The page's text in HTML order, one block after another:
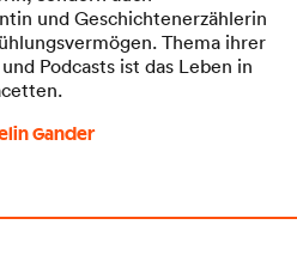
und Geschichtenerzählerin
Thema ihrer
Podcasts ist das Leben in
Gander